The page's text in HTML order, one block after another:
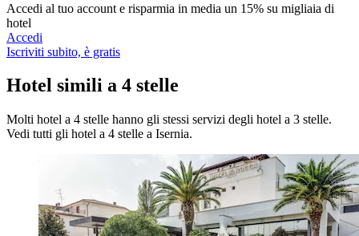
Accedi al tuo account e risparmia in media un 15% su migliaia di
hotel
Accedi
Iscriviti subito, è gratis
Hotel simili a 4 stelle
Molti hotel a 4 stelle hanno gli stessi servizi degli hotel a 3 stelle.
Vedi tutti gli hotel a 4 stelle a Isernia.